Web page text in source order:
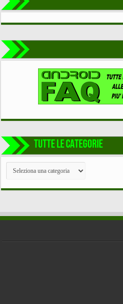
TUTTE LE CATEGORIE
TUTTE
CATEGORIE